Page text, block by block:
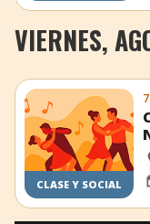
VIERNES,
CLASE Y SOCIAL